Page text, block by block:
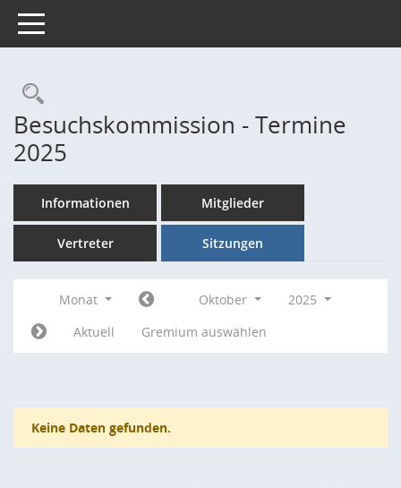
Toggle navigation
Rechercheauswahl
Besuchskommission - Termine
2025
Informationen Mitglieder
Vertreter Sitzungen
Monat Oktober
2025
Aktuell
Gremium auswählen
Keine Daten gefunden.